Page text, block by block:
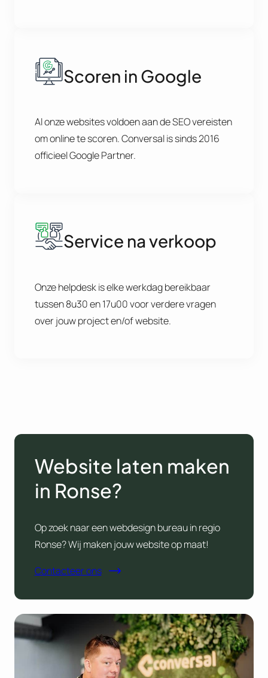
Scoren in Google
Al onze websites voldoen aan de SEO vereisten
om online te scoren. Conversal is sinds 2016
officieel Google Partner.
Service na verkoop
Onze helpdesk is elke werkdag bereikbaar
tussen 8u30 en 17u00 voor verdere vragen
over jouw project en/of website.
Website laten maken
in Ronse?
Op zoek naar een webdesign bureau in regio
Ronse? Wij maken jouw website op maat!
Contacteer ons